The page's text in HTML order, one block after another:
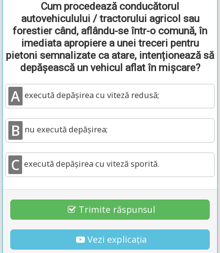
Cum procedează conducătorul
autovehiculului / tractorului agricol sau
forestier când, aflându-se într-o comună, în
imediata apropiere a unei treceri pentru
pietoni semnalizate ca atare, intenționează să
depășească un vehicul aflat în mișcare?
A execută depășirea cu viteză redusă;
B nu execută depășirea;
C execută depășirea cu viteză sporită.
Trimite răspunsul
Vezi explicația